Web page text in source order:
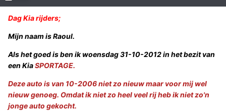
Dag Kia rijders;
Mijn naam is Raoul.
Als het goed is ben ik woensdag 31-10-2012 in het bezit van
een KiaSPORTAGE.
Deze auto is van 10-2006 niet zo nieuw maar voor mij wel
nieuw genoeg. Omdat ik niet zo heel veel rij heb ik niet zo'n
jonge auto gekocht.